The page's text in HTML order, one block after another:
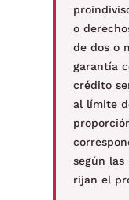
o
de dos o
garantía
crédito
al límite
según las
rijan el